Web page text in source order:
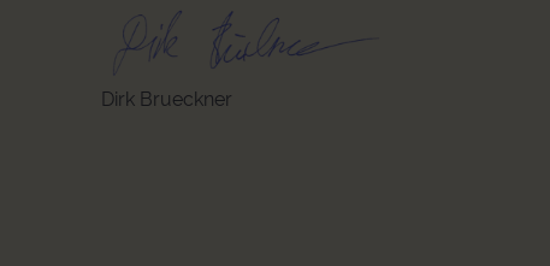
Dirk Brueckner